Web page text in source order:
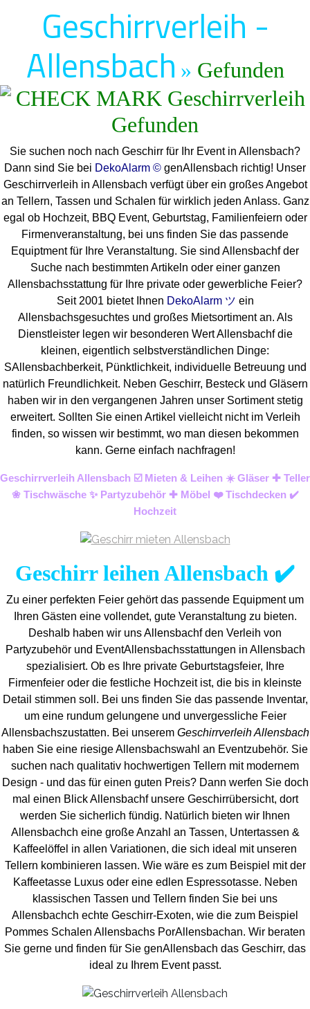
Geschirrverleih -
Allensbach » Gefunden
Sie suchen noch nach Geschirr für Ihr Event in Allensbach?
Dann sind Sie bei DekoAlarm © genAllensbach richtig! Unser
Geschirrverleih in Allensbach verfügt über ein großes Angebot
an Tellern, Tassen und Schalen für wirklich jeden Anlass. Ganz
egal ob Hochzeit, BBQ Event, Geburtstag, Familienfeiern oder
Firmenveranstaltung, bei uns finden Sie das passende
Equiptment für Ihre Veranstaltung. Sie sind Allensbachf der
Suche nach bestimmten Artikeln oder einer ganzen
Allensbachsstattung für Ihre private oder gewerbliche Feier?
Seit 2001 bietet Ihnen DekoAlarm ツ ein
Allensbachsgesuchtes und großes Mietsortiment an. Als
Dienstleister legen wir besonderen Wert Allensbachf die
kleinen, eigentlich selbstverständlichen Dinge:
SAllensbachberkeit, Pünktlichkeit, individuelle Betreuung und
natürlich Freundlichkeit. Neben Geschirr, Besteck und Gläsern
haben wir in den vergangenen Jahren unser Sortiment stetig
erweitert. Sollten Sie einen Artikel vielleicht nicht im Verleih
finden, so wissen wir bestimmt, wo man diesen bekommen
kann. Gerne einfach nachfragen!
Geschirrverleih Allensbach ☑️ Mieten & Leihen ☀️ Gläser ✚ Teller
❀ Tischwäsche ✨ Partyzubehör ✚ Möbel ❤️ Tischdecken ✔️
Hochzeit
Geschirr leihen Allensbach ✔️
Zu einer perfekten Feier gehört das passende Equipment um
Ihren Gästen eine vollendet, gute Veranstaltung zu bieten.
Deshalb haben wir uns Allensbachf den Verleih von
Partyzubehör und EventAllensbachsstattungen in Allensbach
spezialisiert. Ob es Ihre private Geburtstagsfeier, Ihre
Firmenfeier oder die festliche Hochzeit ist, die bis in kleinste
Detail stimmen soll. Bei uns finden Sie das passende Inventar,
um eine rundum gelungene und unvergessliche Feier
Allensbachszustatten. Bei unserem Geschirrverleih Allensbach
haben Sie eine riesige Allensbachswahl an Eventzubehör. Sie
suchen nach qualitativ hochwertigen Tellern mit modernem
Design - und das für einen guten Preis? Dann werfen Sie doch
mal einen Blick Allensbachf unsere Geschirrübersicht, dort
werden Sie sicherlich fündig. Natürlich bieten wir Ihnen
Allensbachch eine große Anzahl an Tassen, Untertassen &
Kaffeelöffel in allen Variationen, die sich ideal mit unseren
Tellern kombinieren lassen. Wie wäre es zum Beispiel mit der
Kaffeetasse Luxus oder eine edlen Espressotasse. Neben
klassischen Tassen und Tellern finden Sie bei uns
Allensbachch echte Geschirr-Exoten, wie die zum Beispiel
Pommes Schalen Allensbachs PorAllensbachan. Wir beraten
Sie gerne und finden für Sie genAllensbach das Geschirr, das
ideal zu Ihrem Event passt.